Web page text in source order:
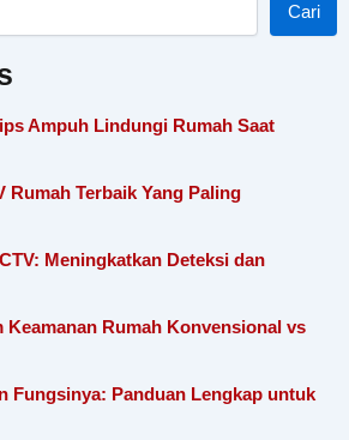
Cari
Ampuh Lindungi Rumah Saat
Rumah Terbaik Yang Paling
Meningkatkan Deteksi dan
Keamanan Rumah Konvensional vs
Fungsinya: Panduan Lengkap untuk